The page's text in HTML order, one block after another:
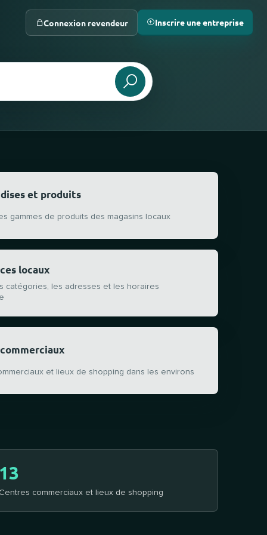
Connexion revendeur Inscrire une entreprise
et produits
gammes de produits des magasins locaux
locaux
catégories, les adresses et les horaires
et lieux de shopping dans les environs
13
Centres commerciaux et lieux de shopping